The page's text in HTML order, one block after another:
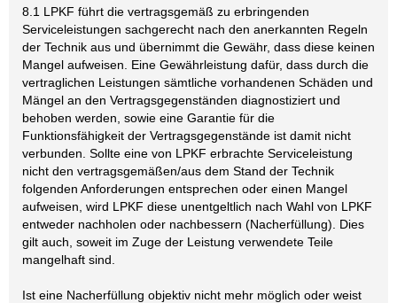
8.1 LPKF führt die vertragsgemäß zu erbringenden
Serviceleistungen sachgerecht nach den anerkannten Regeln
der Technik aus und übernimmt die Gewähr, dass diese keinen
Mangel aufweisen. Eine Gewährleistung dafür, dass durch die
vertraglichen Leistungen sämtliche vorhandenen Schäden und
Mängel an den Vertragsgegenständen diagnostiziert und
behoben werden, sowie eine Garantie für die
Funktionsfähigkeit der Vertragsgegenstände ist damit nicht
verbunden. Sollte eine von LPKF erbrachte Serviceleistung
nicht den vertragsgemäßen/aus dem Stand der Technik
folgenden Anforderungen entsprechen oder einen Mangel
aufweisen, wird LPKF diese unentgeltlich nach Wahl von LPKF
entweder nachholen oder nachbessern (Nacherfüllung). Dies
gilt auch, soweit im Zuge der Leistung verwendete Teile
mangelhaft sind.
Ist eine Nacherfüllung objektiv nicht mehr möglich oder weist